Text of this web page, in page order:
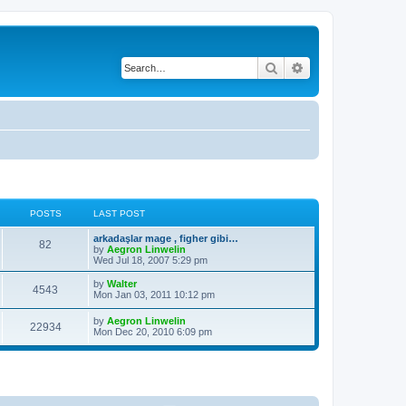
Search
POSTS LAST POST
82
s
t
L
a
s
t
p
o
t
arkadaşlar mage , figher gibi…
by Aegron Linwelin
Wed Jul 18, 2007 5:29 pm
4543
o
L
a
t
p
o
s
by Walter
Mon Jan 03, 2011 10:12 pm
22934P
o
t
L
a
t
t
by Aegron Linwelin
Mon Dec 20, 2010 6:09 pm